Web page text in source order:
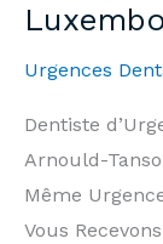
&
Holidays
|
Arnould-
Tanson
Practice
Urgences
Dentiste
Arnould-
Même
Vous